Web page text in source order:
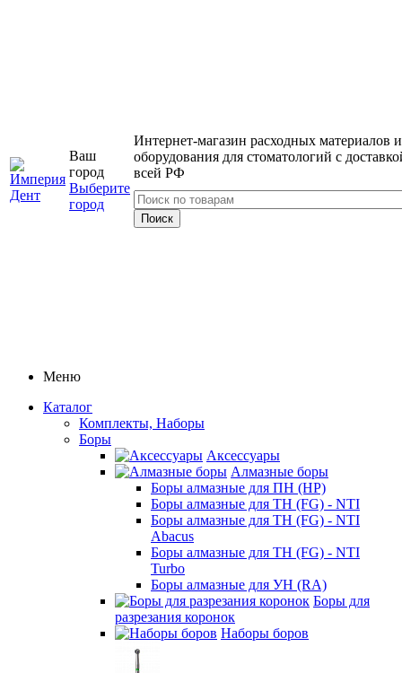
Ваш
город
Выберите
город
Интернет-магазин расходных материалов и
оборудования для стоматологий с
всей РФ
Меню
Каталог
Комплекты, Наборы
Боры
Аксессуары
Алмазные боры
Боры алмазные для ПН (HP)
Боры алмазные для ТН (FG) - NTI
Боры алмазные для ТН (FG) - NTI
Abacus
Боры алмазные для ТН (FG) - NTI
Turbo
Боры алмазные для УН (RA)
Боры для
разрезания коронок
Наборы боров